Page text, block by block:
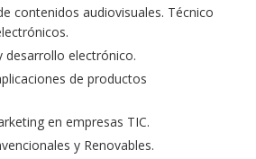
contenidos audiovisuales. Técnico
desarrollo electrónico.
de productos
en empresas TIC.
y Renovables.